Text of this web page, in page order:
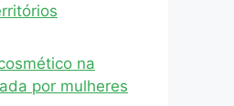
na
por mulheres